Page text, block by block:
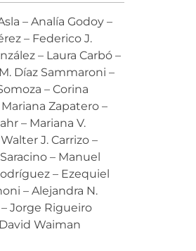
– Analía Godoy –
– Federico J.
– Laura Carbó –
Díaz Sammaroni –
– Corina
Zapatero –
– Mariana V.
J. Carrizo –
– Manuel
– Ezequiel
– Alejandra N.
Jorge Rigueiro
Waiman